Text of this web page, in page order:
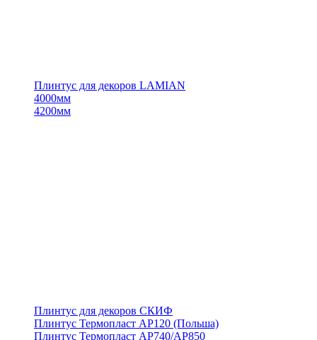
Плинтус для декоров LAMIAN
4000мм
4200мм
Плинтус для декоров СКИФ
Плинтус Термопласт АР120 (Польша)
Плинтус Термопласт АР740/АР850